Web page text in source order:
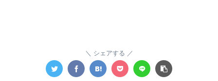
シェアする